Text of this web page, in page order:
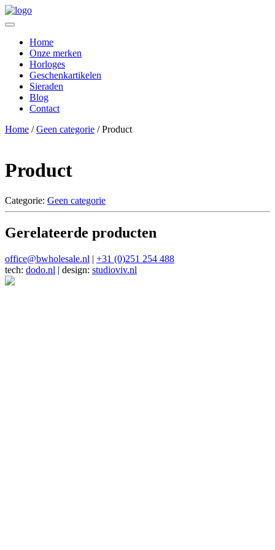
Home
Onze merken
Horloges
Geschenkartikelen
Sieraden
Blog
Contact
Home /Geen categorie / Product
Product
Categorie: Geen categorie
Gerelateerde producten
office@bwholesale.nl | +31 (0)251 254 488
tech: dodo.nl | design: studioviv.nl